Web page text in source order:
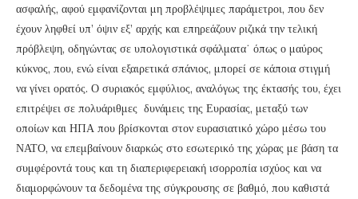
ασφαλής, αφού εμφανίζονται μη προβλέψιμες παράμετροι, που δεν
έχουν ληφθεί υπ’ όψιν εξ’ αρχής και επηρεάζουν ριζικά την τελική
πρόβλεψη, οδηγώντας σε υπολογιστικά σφάλματα˙ όπως ο μαύρος
κύκνος, που, ενώ είναι εξαιρετικά σπάνιος, μπορεί σε κάποια στιγμή
να γίνει ορατός. Ο συριακός εμφύλιος, αναλόγως της έκτασής του, έχει
επιτρέψει σε πολυάριθμες δυνάμεις της Ευρασίας, μεταξύ των
οποίων και ΗΠΑ που βρίσκονται στον ευρασιατικό χώρο μέσω του
ΝΑΤΟ, να επεμβαίνουν διαρκώς στο εσωτερικό της χώρας με βάση τα
συμφέροντά τους και τη διαπεριφερειακή ισορροπία ισχύος και να
διαμορφώνουν τα δεδομένα της σύγκρουσης σε βαθμό, που καθιστά